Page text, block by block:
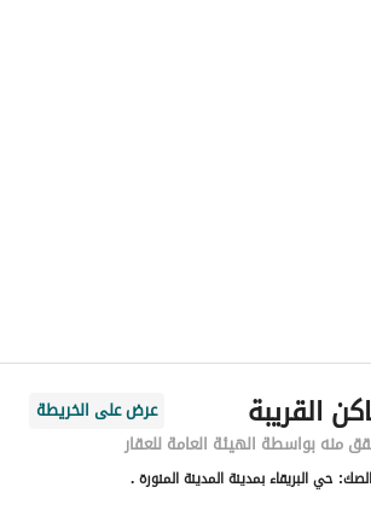
5286
7733
القريبة
عرض على الخريطة
منه بواسطة الهيئة العامة للعقار
حي البريقاء بمدينة المدينة المنورة .